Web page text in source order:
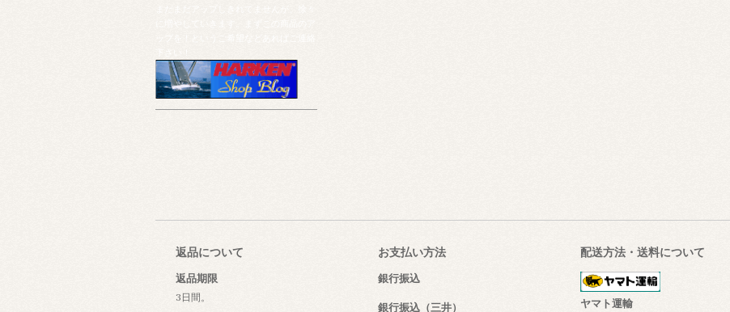
返品について
返品期限
3日間。
お支払い方法
銀行振込
銀行振込（三井）
配送方法・送料について
ヤマト運輸